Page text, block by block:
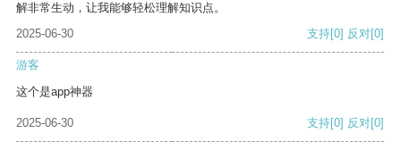
解非常生动，让我能够轻松理解知识点。
2025-06-30
支持[0] 反对[0]
游客
这个是app神器
2025-06-30 支持[0] 反对[0]